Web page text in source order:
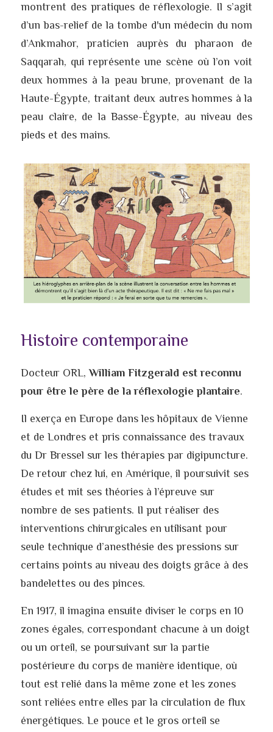
montrent des pratiques de réflexologie. Il s’agit
d’un bas-relief de la tombe d'un médecin du nom
d’Ankmahor, praticien auprès du pharaon de
Saqqarah, qui représente une scène où l’on voit
deux hommes à la peau brune, provenant de la
Haute-Égypte, traitant deux autres hommes à la
peau claire, de la Basse-Égypte, au niveau des
pieds et des mains.
Histoire contemporaine
Docteur ORL, William Fitzgerald est reconnu
pour être le père de la réflexologie plantaire.
Il exerça en Europe dans les hôpitaux de Vienne
et de Londres et pris connaissance des travaux
du Dr Bressel sur les thérapies par digipuncture.
De retour chez lui, en Amérique, il poursuivit ses
études et mit ses théories à l’épreuve sur
nombre de ses patients. Il put réaliser des
interventions chirurgicales en utilisant pour
seule technique d’anesthésie des pressions sur
certains points au niveau des doigts grâce à des
bandelettes ou des pinces.
En 1917, il imagina ensuite diviser le corps en 10
zones égales, correspondant chacune à un doigt
ou un orteil, se poursuivant sur la partie
postérieure du corps de manière identique, où
tout est relié dans la même zone et les zones
sont reliées entre elles par la circulation de flux
énergétiques. Le pouce et le gros orteil se